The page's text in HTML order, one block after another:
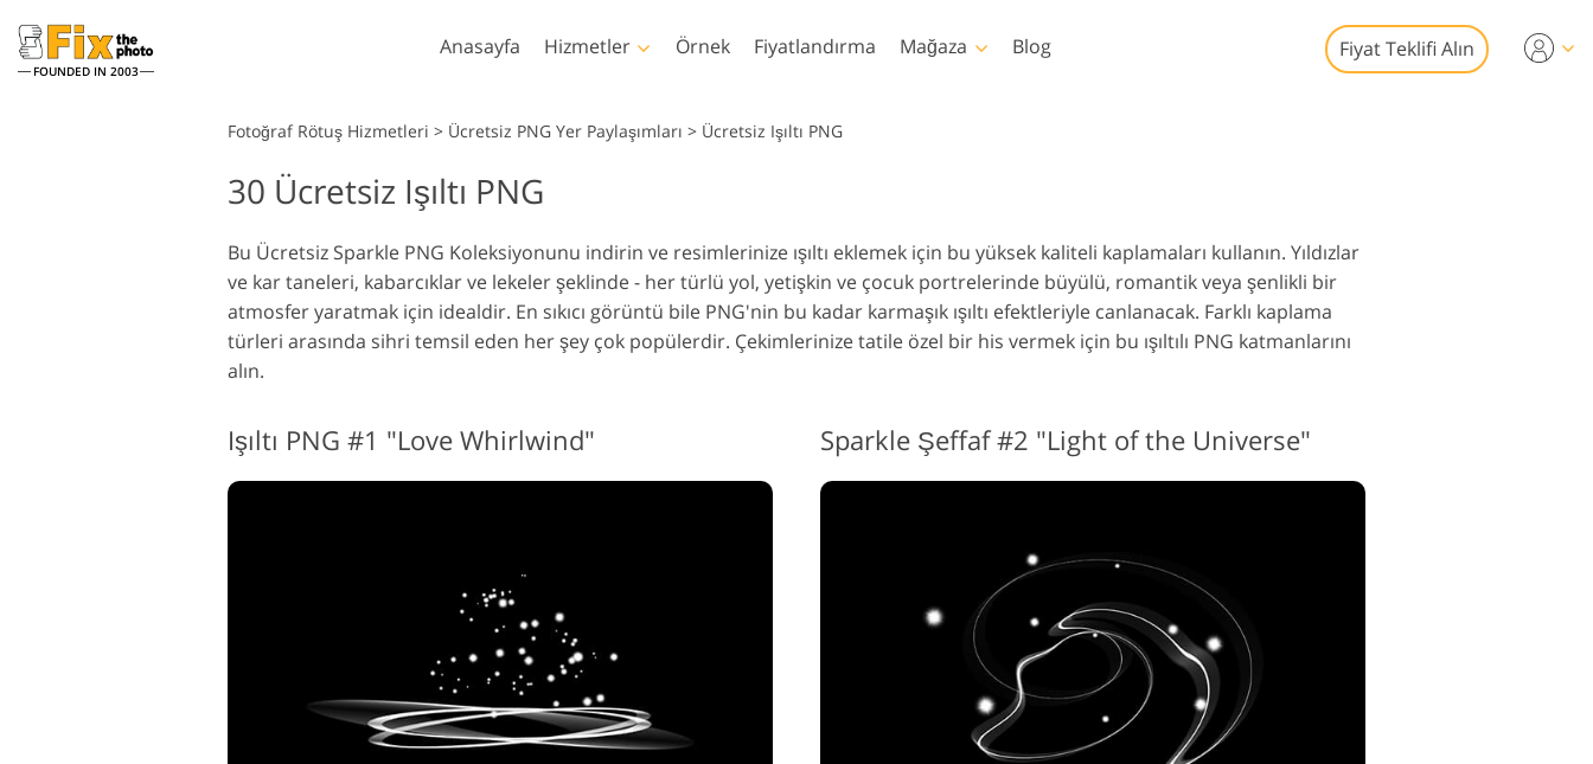
FOUNDED IN 2003
Anasayfa Hizmetler
Hizmetleri
Hizmetleri
Hizmetleri
Mücevher Rötuş Hizmetleri
Video Düzenleme
Örnek Fiyatlandırma Mağaza
Lightroom
Lightroom Ön Ayarları
Koleksiyonları
En İyi Anlaşma Ön
Ayarları
Mobil Koleksiyon
Photoshop
Photoshop Eylemleri
Photoshop Kaplamaları
Photoshop Dokuları
Ps Actions Tüm
Koleksiyonlar
Templates
Sevgililer Günü Kartları
Düğün davetiyeleri
Çocukların doğum günü
davetiyesi
Blog Fiyat Teklifi Alın
Fotoğraf Rötuş Hizmetleri > Ücretsiz PNG Yer Paylaşımları > Ücretsiz Işıltı PNG
30 Ücretsiz Işıltı PNG
Bu Ücretsiz Sparkle PNG Koleksiyonunu indirin ve resimlerinize ışıltı eklemek için bu yüksek kaliteli kaplamaları kullanın. Yıldızlar
ve kar taneleri, kabarcıklar ve lekeler şeklinde - her türlü yol, yetişkin ve çocuk portrelerinde büyülü, romantik veya şenlikli bir
atmosfer yaratmak için idealdir. En sıkıcı görüntü bile PNG'nin bu kadar karmaşık ışıltı efektleriyle canlanacak. Farklı kaplama
türleri arasında sihri temsil eden her şey çok popülerdir. Çekimlerinize tatile özel bir his vermek için bu ışıltılı PNG katmanlarını
alın.
Işıltı PNG #1 "Love Whirlwind" Sparkle Şeffaf #2 "Light of the Universe"